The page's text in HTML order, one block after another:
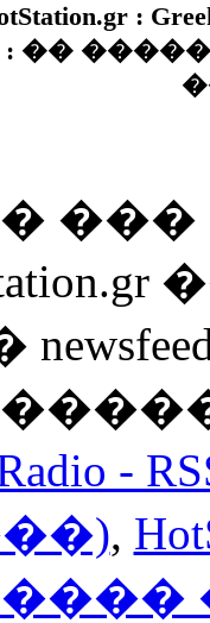
:
: ��
Radio
,